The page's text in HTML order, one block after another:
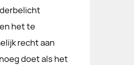
het te
recht aan
doet als het